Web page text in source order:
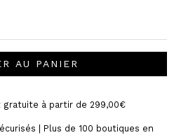
AU PANIER
gratuite à partir de 299,00€
| Plus de 100 boutiques en